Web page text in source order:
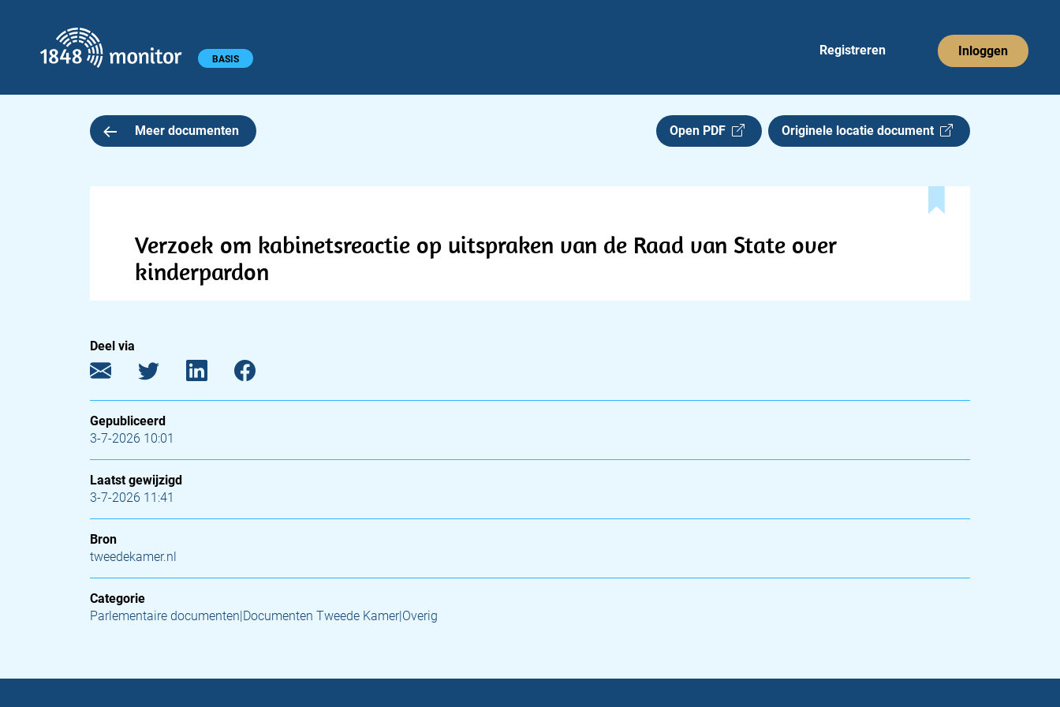
Hoofdmenu BASIS
Registreren Inloggen
Meer documenten Open PDF Originele locatie document
Verzoek om kabinetsreactie op uitspraken van de Raad van State over
kinderpardon
Deel via
Gepubliceerd
3-7-2026 10:01
Laatst gewijzigd
3-7-2026 11:41
Bron
tweedekamer.nl
Categorie
Parlementaire documenten|Documenten Tweede Kamer|Overig